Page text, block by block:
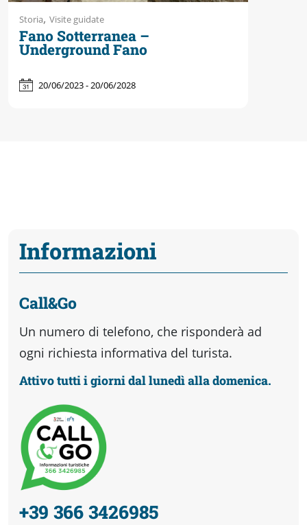
Storia, Visite guidate
Fano Sotterranea –
Underground Fano
20/06/2023 - 20/06/2028
Informazioni
Call&Go
Un numero di telefono, che risponderà ad
ogni richiesta informativa del turista.
Attivo tutti i giorni dal lunedì alla domenica.
+39 366 3426985